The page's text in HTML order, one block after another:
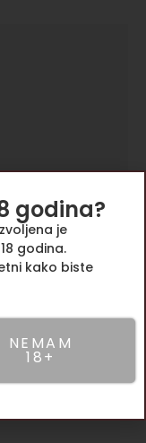
godina?
je
godina.
kako biste
NEMAM
18+